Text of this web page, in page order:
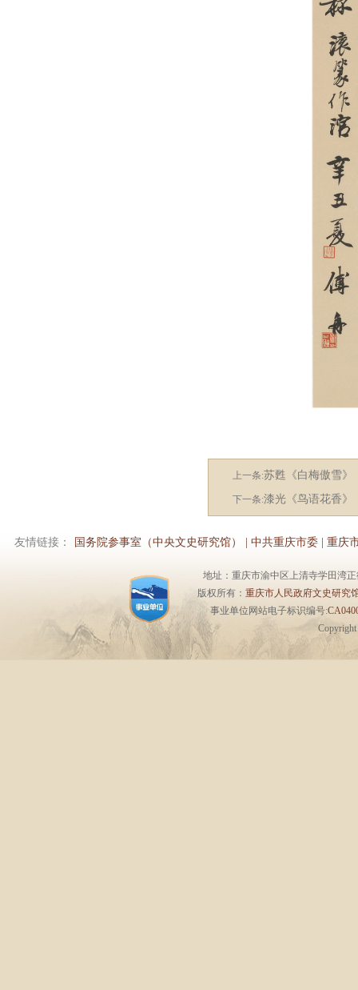
上一条:苏甦《白梅傲雪》
下一条:漆光《鸟语花香》
友情链接： 国务院参事室（中央文史研究馆） 中共重庆市委 重庆
地址：重庆市渝中区上清寺学田湾
版权所有： 重庆市人民政府文史研究
事业单位网站电子标识编号: